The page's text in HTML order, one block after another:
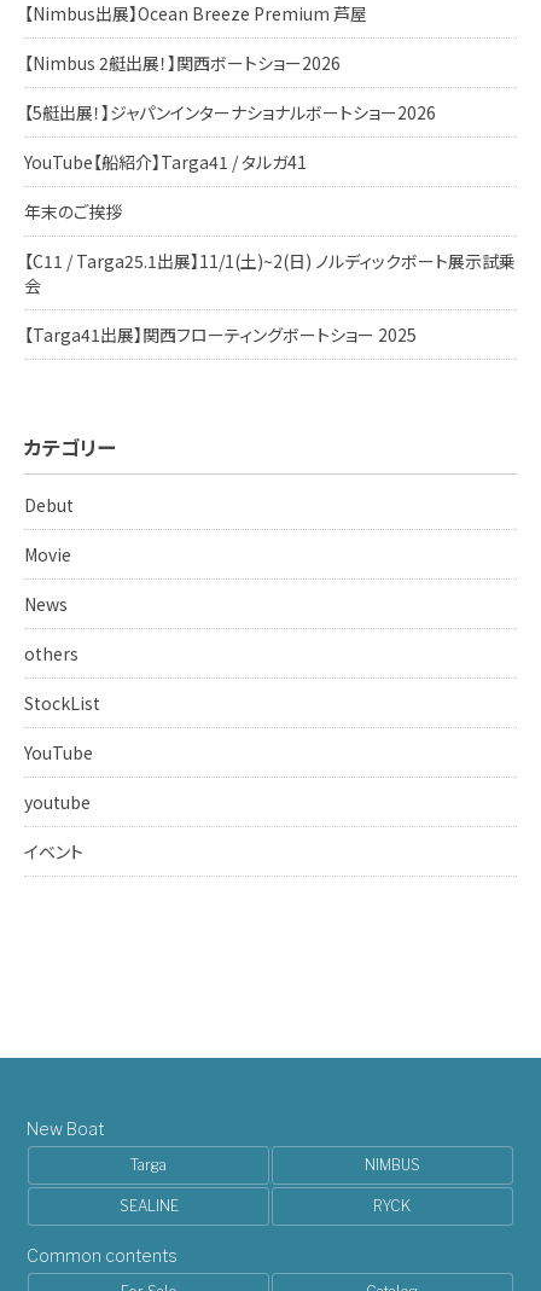
【Nimbus出展】Ocean Breeze Premium 芦屋
【Nimbus 2艇出展！】関西ボートショー2026
【5艇出展！】ジャパンインターナショナルボートショー2026
YouTube【船紹介】Targa41 / タルガ41
年末のご挨拶
【C11 / Targa25.1出展】11/1(土)~2(日) ノルディックボート展示試乗
会
【Targa41出展】関西フローティングボートショー 2025
カテゴリー
Debut
Movie
News
others
StockList
YouTube
youtube
イベント
New Boat
Targa NIMBUS
SEALINE RYCK
Common contents